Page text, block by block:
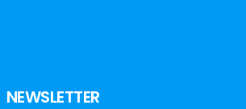
NEWSLETTER